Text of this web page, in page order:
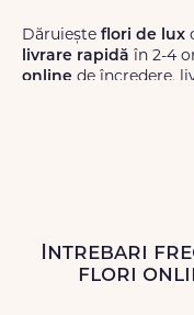
Dăruiește flori de lux
livrare rapidă în 2-4
online de încredere,
Bisericii și în toată
Livrăm buchete de
Intrebari
flori